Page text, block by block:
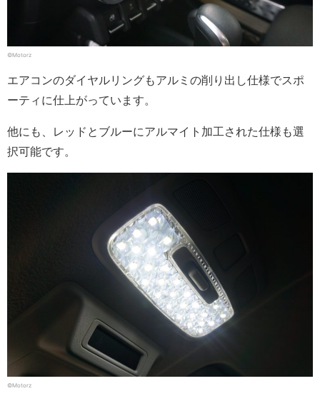
©Motorz
エアコンのダイヤルリングもアルミの削り出し仕様でスポ
ーティに仕上がっています。
他にも、レッドとブルーにアルマイト加工された仕様も選
択可能です。
©Motorz